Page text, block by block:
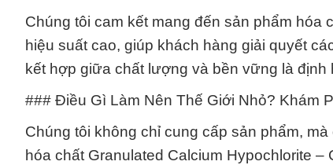
Chúng tôi cam kết mang đến sản phẩm hóa
hiệu suất cao, giúp khách hàng giải quyết
kết hợp giữa chất lượng và bền vững là
### Điều Gì Làm Nên Thế Giới Nhỏ? Khám
Chúng tôi không chỉ cung cấp sản phẩm,
hóa chất Granulated Calcium Hypochlorite